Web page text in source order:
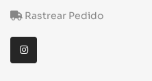
Rastrear Pedido